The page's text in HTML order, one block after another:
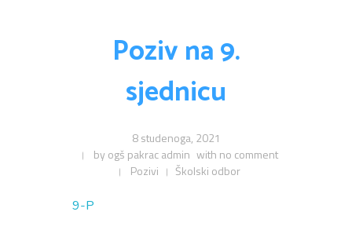
Poziv na 9.
sjednicu
8 studenoga, 2021
by ogš pakrac admin with no comment
Pozivi
Školski odbor
9-P